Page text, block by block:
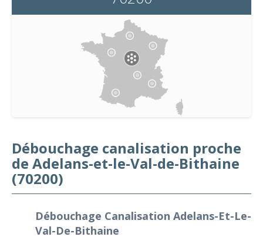
Débouchage canalisation proche
de Adelans-et-le-Val-de-Bithaine
(70200)
Débouchage Canalisation Adelans-Et-Le-
Val-De-Bithaine